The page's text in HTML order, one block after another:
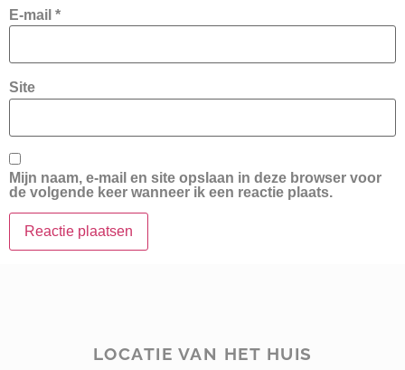
E-mail *
Site
Mijn naam, e-mail en site opslaan in deze browser voor
de volgende keer wanneer ik een reactie plaats.
LOCATIE VAN HET HUIS